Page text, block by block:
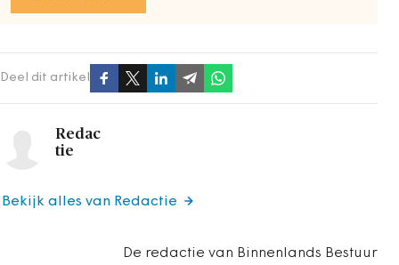
Deel dit artikel
Redac
tie
De redactie van Binnenlands Bestuur
Bekijk alles van Redactie